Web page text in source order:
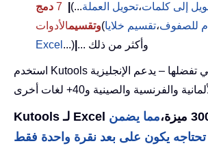
إلى كلمات،تحويل العملة...)
7 دمج
وتقسيمالأدوات ( للصفوف،تقسيم خلايا
Excel ...) ... وأكثر من ذلك
استخدم Kutools باللغة التي تفضلها – يدعم الإنجليزية
مما يضمن